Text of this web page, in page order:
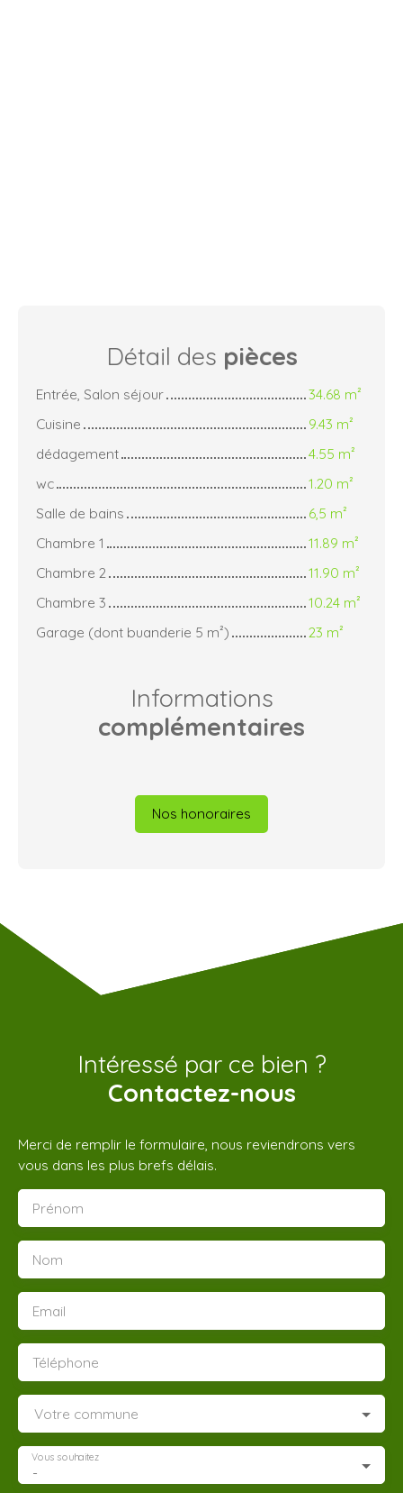
Détail des pièces
Entrée, Salon séjour
34.68 m²
Cuisine
9.43 m²
dédagement
4.55 m²
wc
1.20 m²
Salle de bains
6,5 m²
Chambre 1
11.89 m²
Chambre 2
11.90 m²
Chambre 3
10.24 m²
Garage (dont buanderie 5 m²)
23 m²
Informations
complémentaires
Nos honoraires
Intéressé par ce bien ?
Contactez-nous
Merci de remplir le formulaire, nous reviendrons vers
vous dans les plus brefs délais.
Prénom
Nom
Email
Téléphone
Votre commune
-
Vous souhaitez